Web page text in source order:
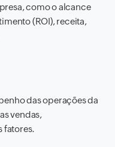
como o alcance
(ROI), receita,
das operações da
vendas,
fatores.